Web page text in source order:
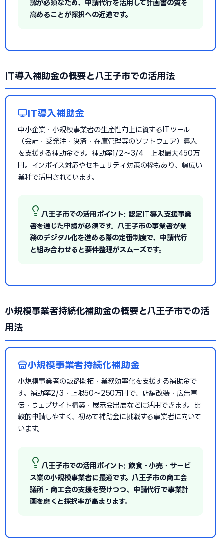
認が必須なため、申請代行を活用して計画書の質を
高めることが採択への近道です。
IT導入補助金の概要と八王子市での活用法
IT導入補助金
中小企業・小規模事業者の生産性向上に資するITツール
（会計・受発注・決済・在庫管理等のソフトウェア）導入
を支援する補助金です。補助率1/2〜3/4・上限最大450万
円。インボイス対応やセキュリティ対策の枠もあり、幅広い
業種で活用されています。
八王子市での活用ポイント: 認定IT導入支援事業
者を通じた申請が必須です。八王子市の事業者が業
務のデジタル化を進める際の定番制度で、申請代行
と組み合わせると要件整理がスムーズです。
小規模事業者持続化補助金の概要と八王子市での活
用法
小規模事業者持続化補助金
小規模事業者の販路開拓・業務効率化を支援する補助金で
す。補助率2/3・上限50〜250万円で、店舗改装・広告宣
伝・ウェブサイト構築・展示会出展などに活用できます。比
較的申請しやすく、初めて補助金に挑戦する事業者に向いて
います。
八王子市での活用ポイント: 飲食・小売・サービ
ス業の小規模事業者に最適です。八王子市の商工会
議所・商工会の支援を受けつつ、申請代行で事業計
画を磨くと採択率が高まります。